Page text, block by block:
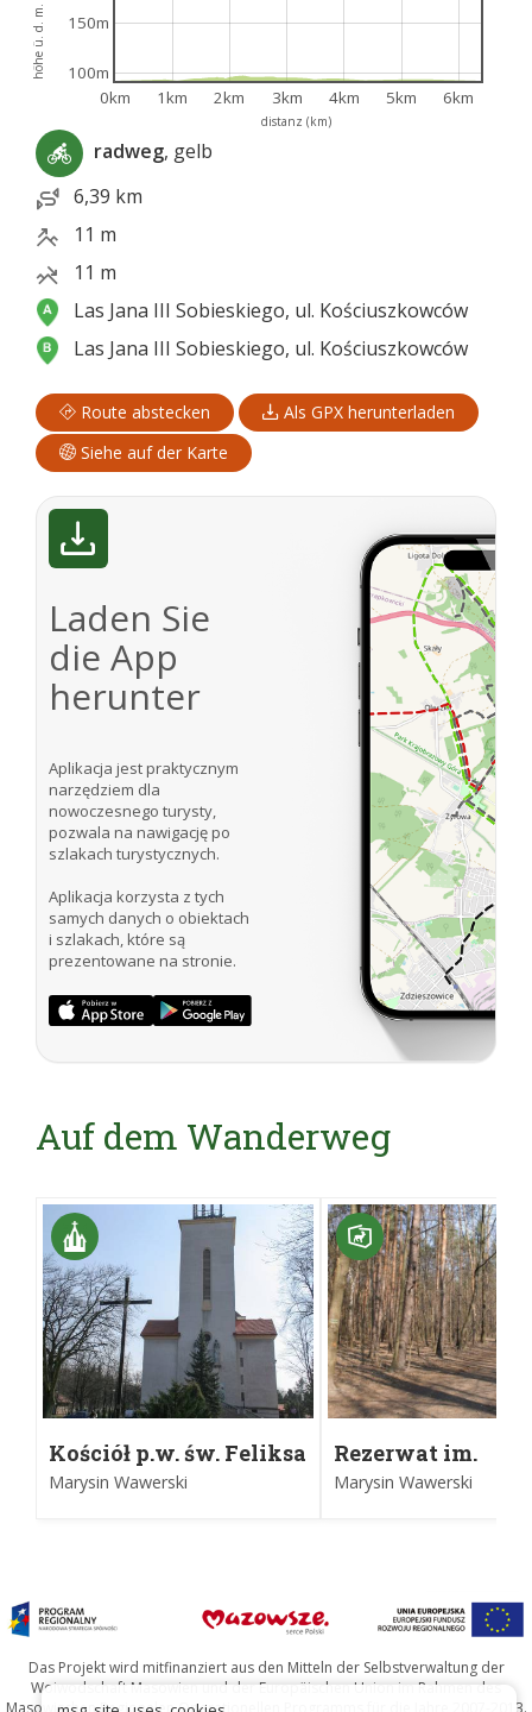
distanz (km)
höhe ü. d. m.
0km 1km 2km 3km 4km 5km 6km
100m
150m
radweg, gelb
6,39 km
11 m
11 m
Las Jana III Sobieskiego, ul. Kościuszkowców
Las Jana III Sobieskiego, ul. Kościuszkowców
Route abstecken
Als GPX herunterladen
Siehe auf der Karte
Laden Sie
die App
herunter
Aplikacja jest praktycznym
narzędziem dla
nowoczesnego turysty,
pozwala na nawigację po
szlakach turystycznych.
Aplikacja korzysta z tych
samych danych o obiektach
i szlakach, które są
prezentowane na stronie.
Auf dem Wanderweg
Kościół p.w. św. Feliksa
Marysin Wawerski
Rezerwat im.
Sobieskiego
Marysin Wawerski
Das Projekt wird mitfinanziert aus den Mitteln der Selbstverwaltung der
Woiwodschaft Masowien und der Europäischen Union im Rahmen des